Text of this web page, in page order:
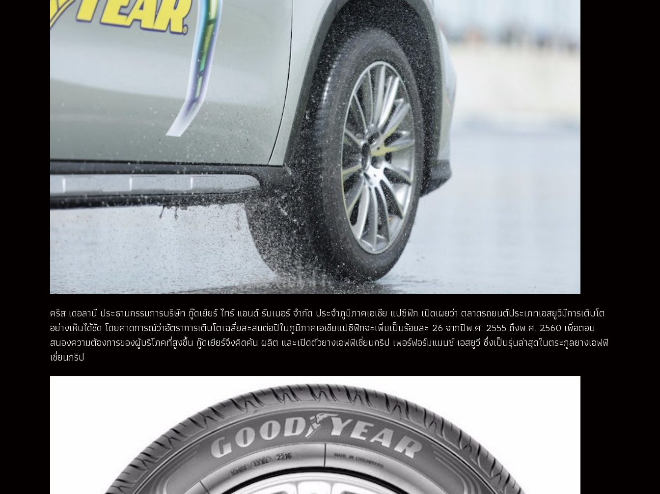
คริส เดอลานี ประธานกรรมการบริษัท กู๊ดเยียร์ ไทร์ แอนด์ รับเบอร์ จำกัด ประจำภูมิภาคเอเชีย แปซิฟิก เปิดเผยว่า ตลาดรถยนต์ประเภทเอสยูวีมีการเติบโต
อย่างเห็นได้ชัด โดยคาดการณ์ว่าอัตราการเติบโตเฉลี่ยสะสมต่อปีในภูมิภาคเอเชียแปซิฟิกจะเพิ่มเป็นร้อยละ 26 จากปีพ.ศ. 2555 ถึงพ.ศ. 2560 เพื่อตอบ
สนองความต้องการของผู้บริโภคที่สูงขึ้น กู๊ดเยียร์จึงคิดค้น ผลิต และเปิดตัวยางเอฟฟิเชี่ยนกริป เพอร์ฟอร์มแมนซ์ เอสยูวี ซึ่งเป็นรุ่นล่าสุดในตระกูลยางเอฟฟิ
เชี่ยนกริป